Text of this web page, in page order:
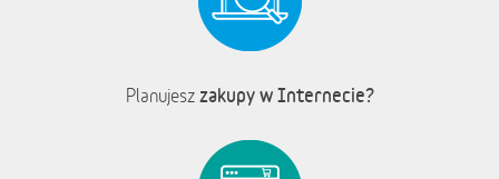
Planujesz zakupy w Internecie?